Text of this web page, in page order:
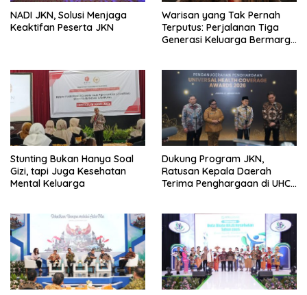
NADI JKN, Solusi Menjaga
Keaktifan Peserta JKN
Warisan yang Tak Pernah
Terputus: Perjalanan Tiga
Generasi Keluarga Bermarga
1936
Stunting Bukan Hanya Soal
Gizi, tapi Juga Kesehatan
Mental Keluarga
Dukung Program JKN,
Ratusan Kepala Daerah
Terima Penghargaan di UHC